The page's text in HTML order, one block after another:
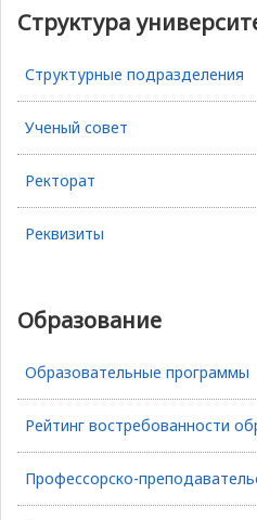
Структура
Структурные подразделения
Ученый совет
Ректорат
Реквизиты
Образование
Образовательные программы
Рейтинг востребованности
Профессорско-